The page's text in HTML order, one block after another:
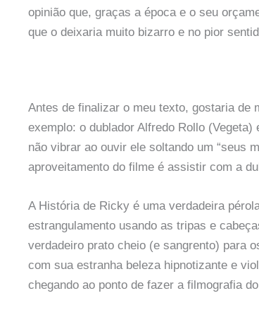
opinião que, graças a época e o seu
que o deixaria muito bizarro e no pior
Antes de finalizar o meu texto, gostaria de
exemplo: o dublador Alfredo Rollo
não vibrar ao ouvir ele soltando um “seus
aproveitamento do filme é assistir com a
A História de Ricky é uma verdadeira
estrangulamento usando as tripas e
verdadeiro prato cheio (e sangrento) para
com sua estranha beleza hipnotizante e
chegando ao ponto de fazer a filmografia